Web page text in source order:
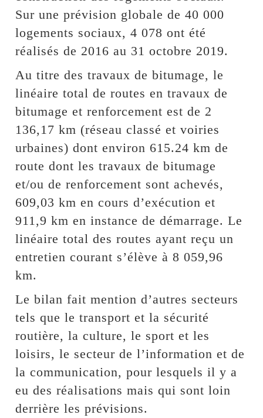
Sur une prévision globale de 40 000
logements sociaux, 4 078 ont été
réalisés de 2016 au 31 octobre 2019.
Au titre des travaux de bitumage, le
linéaire total de routes en travaux de
bitumage et renforcement est de 2
136,17 km (réseau classé et voiries
urbaines) dont environ 615.24 km de
route dont les travaux de bitumage
et/ou de renforcement sont achevés,
609,03 km en cours d’exécution et
911,9 km en instance de démarrage. Le
linéaire total des routes ayant reçu un
entretien courant s’élève à 8 059,96
km.
Le bilan fait mention d’autres secteurs
tels que le transport et la sécurité
routière, la culture, le sport et les
loisirs, le secteur de l’information et de
la communication, pour lesquels il y a
eu des réalisations mais qui sont loin
derrière les prévisions.